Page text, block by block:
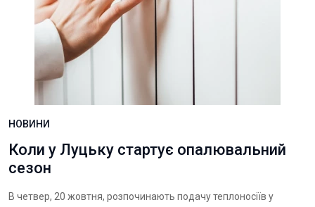
НОВИНИ
Коли у Луцьку стартує опалювальний
сезон
В четвер, 20 жовтня, розпочинають подачу теплоносіїв у